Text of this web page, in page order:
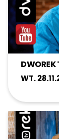
DWOREK
WT.